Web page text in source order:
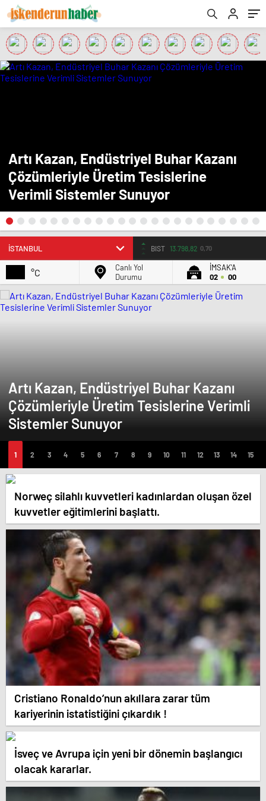
Artı Kazan, Endüstriyel Buhar Kazanı
Çözümleriyle Üretim Tesislerine
Verimli Sistemler Sunuyor
EURO 55,04 -0.05%
°C
Canlı Yol
Durumu
İMSAK'A
02
00
Artı Kazan, Endüstriyel Buhar Kazanı
Çözümleriyle Üretim Tesislerine Verimli
Sistemler Sunuyor
Norweç silahlı kuvvetleri kadınlardan oluşan özel
kuvvetler eğitimlerini başlattı.
Cristiano Ronaldo’nun akıllara zarar tüm
kariyerinin istatistiğini çıkardık !
İsveç ve Avrupa için yeni bir dönemin başlangıcı
olacak kararlar.